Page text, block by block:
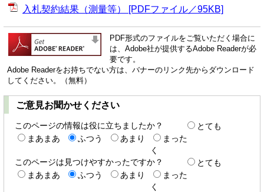
入札契約結果（測量等） [PDFファイル／95KB]
PDF形式のファイルをご覧いただく場合に
は、Adobe社が提供するAdobe Readerが必
要です。
Adobe Readerをお持ちでない方は、バナーのリンク先からダウンロード
してください。（無料）
ご意見お聞かせください
このページの情報は役に立ちましたか？
とても
まあまあ
ふつう あまり
まった
く
このページは見つけやすかったですか？
とても
まあまあ
ふつう あまり
まった
く